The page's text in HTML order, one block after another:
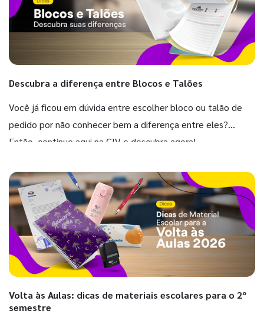
Descubra a diferença entre Blocos e Talões
Você já ficou em dúvida entre escolher bloco ou talão de
pedido por não conhecer bem a diferença entre eles?
Então, continue aqui na GIV e descubra agora!
Volta às Aulas: dicas de materiais escolares para o 2º
semestre